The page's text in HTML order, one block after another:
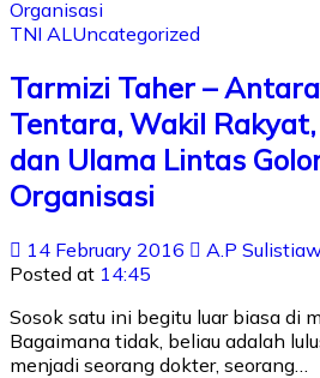
TNI AL Uncategorized
Tarmizi Taher –
Tentara, Wakil
dan Ulama Lintas
Organisasi
14 February 2016 A.P
Posted at 14:45
Sosok satu ini begitu luar biasa di
Bagaimana tidak, beliau adalah
menjadi seorang dokter, seorang…